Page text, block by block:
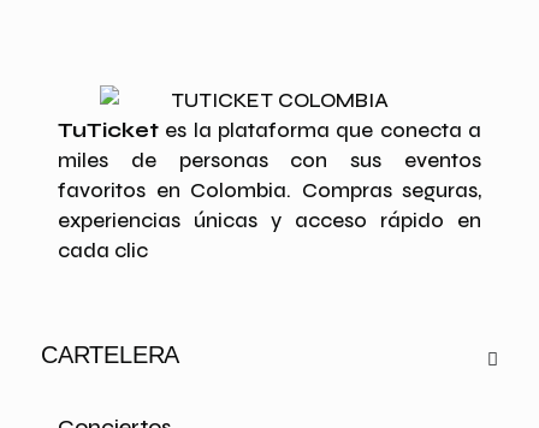
TuTicket es la plataforma que conecta a
miles de personas con sus eventos
favoritos en Colombia. Compras seguras,
experiencias únicas y acceso rápido en
cada clic
CARTELERA